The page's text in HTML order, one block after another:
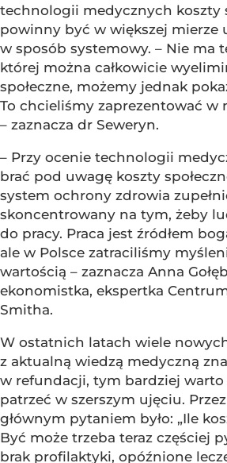
technologii medycznych koszty
powinny być w większej mierze
w sposób systemowy. – Nie ma
której można całkowicie
społeczne, możemy jednak
To chcieliśmy zaprezentować w
– zaznacza dr Seweryn.
– Przy ocenie technologii
brać pod uwagę koszty
system ochrony zdrowia
skoncentrowany na tym, żeby
do pracy. Praca jest źródłem
ale w Polsce zatraciliśmy
wartością – zaznacza Anna
ekonomistka, ekspertka
Smitha.
W ostatnich latach wiele
z aktualną wiedzą medyczną
w refundacji, tym bardziej
patrzeć w szerszym ujęciu.
głównym pytaniem było: „Ile
Być może trzeba teraz częściej
brak profilaktyki, opóźnione